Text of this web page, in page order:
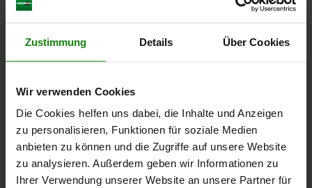
Zustimmung Details Über Cookies
Wir verwenden Cookies
Die Cookies helfen uns dabei, die Inhalte und Anzeigen
zu personalisieren, Funktionen für soziale Medien
anbieten zu können und die Zugriffe auf unsere Website
zu analysieren. Außerdem geben wir Informationen zu
Ihrer Verwendung unserer Website an unsere Partner für
MATERIAL KOMPONENTE=EDELSTAHL
H2=23
26,02 CHF
zzgl. Versandkosten
06210-10